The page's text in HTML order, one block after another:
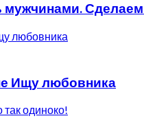
Ищу любовника